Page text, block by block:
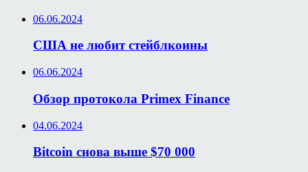
06.06.2024
США не любит стейблкоины
06.06.2024
Обзор протокола Primex Finance
04.06.2024
Bitcoin снова выше $70 000